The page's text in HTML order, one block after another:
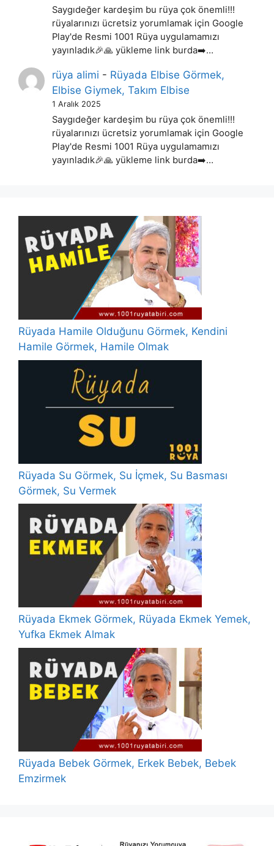
Saygıdeğer kardeşim bu rüya çok önemli!!!
rüyalarınızı ücretsiz yorumlamak için Google
Play'de Resmi 1001 Rüya uygulamamızı
yayınladık🎉🙏 yükleme link burda➡️…
rüya alimi - Rüyada Elbise Görmek,
Elbise Giymek, Takım Elbise
1 Aralık 2025
Saygıdeğer kardeşim bu rüya çok önemli!!!
rüyalarınızı ücretsiz yorumlamak için Google
Play'de Resmi 1001 Rüya uygulamamızı
yayınladık🎉🙏 yükleme link burda➡️…
Rüyada Hamile Olduğunu Görmek, Kendini
Hamile Görmek, Hamile Olmak
Rüyada Su Görmek, Su İçmek, Su Basması
Görmek, Su Vermek
Rüyada Ekmek Görmek, Rüyada Ekmek Yemek,
Yufka Ekmek Almak
Rüyada Bebek Görmek, Erkek Bebek, Bebek
Emzirmek